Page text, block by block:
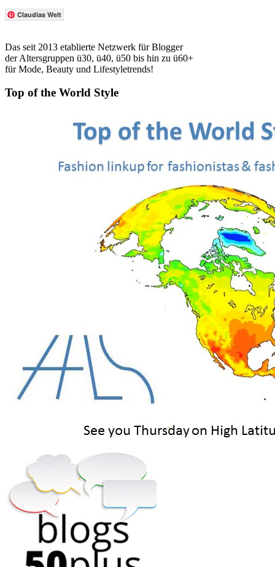
Claudias Welt
Das seit 2013 etablierte Netzwerk für Blogger
der Altersgruppen ü30, ü40, ü50 bis hin zu ü60+
für Mode, Beauty und Lifestyletrends!
Top of the World Style